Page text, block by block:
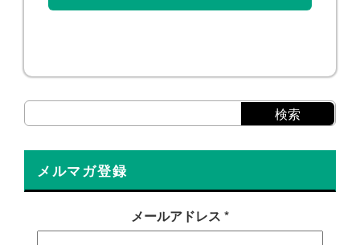
メルマガ登録
メールアドレス *